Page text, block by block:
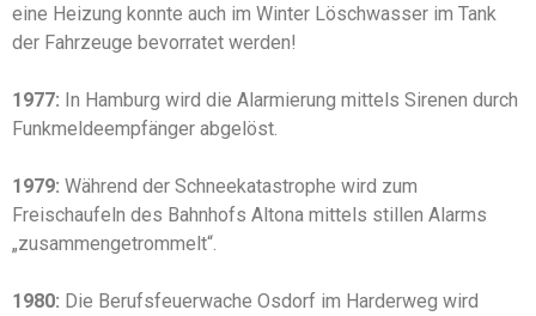
eine Heizung konnte auch im Winter Löschwasser im Tank
der Fahrzeuge bevorratet werden!
1977: In Hamburg wird die Alarmierung mittels Sirenen durch
Funkmeldeempfänger abgelöst.
1979: Während der Schneekatastrophe wird zum
Freischaufeln des Bahnhofs Altona mittels stillen Alarms
„zusammengetrommelt“.
1980: Die Berufsfeuerwache Osdorf im Harderweg wird